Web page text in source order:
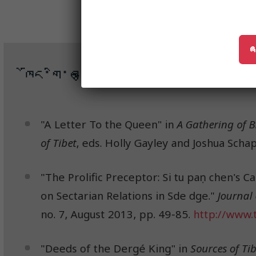
ཁོང་གི་བརྩམས་ཆོས།
"A Letter To the Queen" inA Gathering of
of Tibet, eds. Holly Gayley and Joshua
"The Prolific Preceptor: Si tu paṇ chen's
on Sectarian Relations in Sde dge."
no. 7, August 2013, pp. 49-85. http://
"Deeds of the Dergé King" inSources of